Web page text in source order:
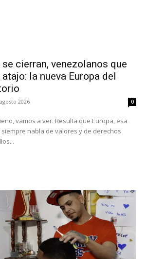
cierran, venezolanos que
la nueva Europa del
2026 0
habla de valores y de derechos